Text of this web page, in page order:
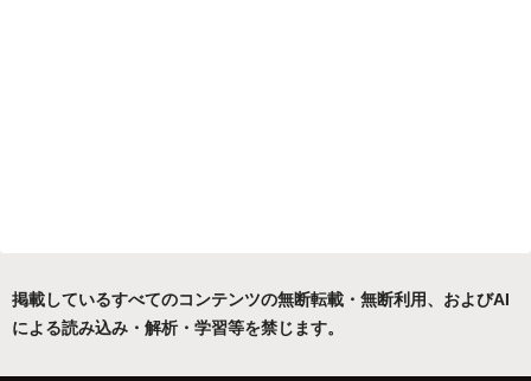
掲載しているすべてのコンテンツの無断転載・無断利用、およびAI
による読み込み・解析・学習等を禁じます。